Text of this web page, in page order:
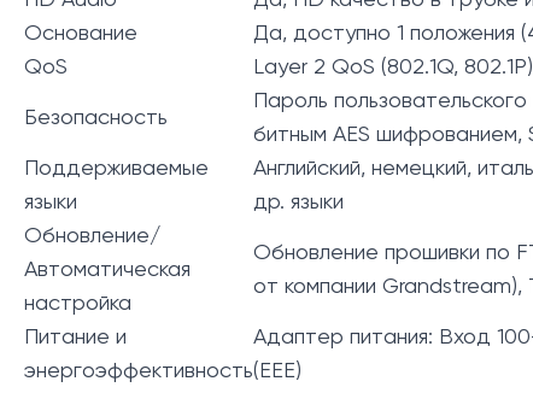
Основание
Да, доступно 1 положения
QoS
Layer 2 QoS (802.1Q,
Безопасность
Пароль
битным AES шифрованием,
Поддерживаемые
языки
Английский, немецкий,
др. языки
Обновление/
Автоматическая
настройка
Обновление прошивки по
от компании Grandstream),
Питание и
энергоэффективность
Адаптер питания: Вход
(EEE)